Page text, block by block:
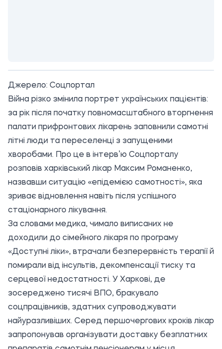
Джерело: Соцпортал
Війна різко змінила портрет українських пацієнтів:
за рік після початку повномасштабного вторгнення
палати прифронтових лікарень заповнили самотні
літні люди та переселенці з запущеними
хворобами. Про це в інтерв’ю Соцпорталу
розповів харківський лікар Максим Романенко,
назвавши ситуацію «епідемією самотності», яка
зриває відновлення навіть після успішного
стаціонарного лікування.
За словами медика, чимало виписаних не
доходили до сімейного лікаря по програму
«Доступні ліки», втрачали безперервність терапії й
помирали від інсультів, декомпенсації тиску та
серцевої недостатності. У Харкові, де
зосереджено тисячі ВПО, бракувало
соцпрацівників, здатних супроводжувати
найуразливіших. Серед першочергових кроків лікар
запропонував організувати доставку безплатних